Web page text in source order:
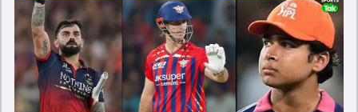
Patidar के नेतृत्व में टीम का कम्युनिकेशन बहुत स्पष्ट रहा है। एनालिस्ट से लेकर
मैनेजमेंट तक, सभी एक ही पेज पर रहते हैं, जिससे मैदान पर कोई कंफ्यूजन नहीं
होता। यही कारण है कि RCB ने लगातार सफलता हासिल की है।